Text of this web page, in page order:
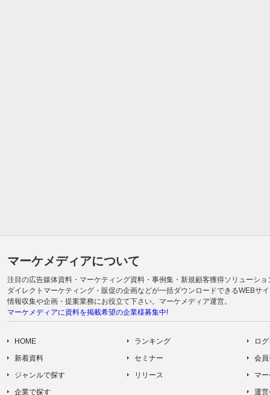
マーケメディアについて
注目の広告媒体資料・マーケティング資料・事例集・新規顧客獲得ソリューショ
ダイレクトマーケティング・販促の企画などが一括ダウンロードできるWEBサ
情報収集や企画・提案業務にお役立て下さい。マーケメディア運営。
マーケメディアに資料を掲載希望の企業様募集中!
HOME
新着資料
ジャンルで探す
企業で探す
ランキング
セミナー
リリース
ロ
会
マ
運